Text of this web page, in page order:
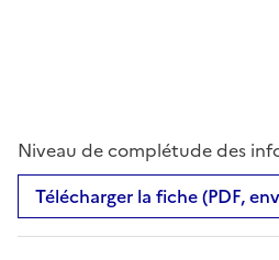
Niveau de complétude des
Télécharger la fiche (PDF,